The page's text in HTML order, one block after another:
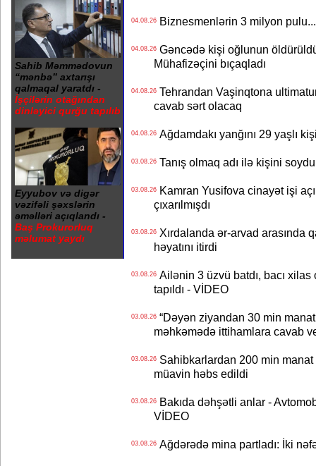
Sahib Məmmədovun
“mənbə” axtarışı
qalmaqal yaratdı -
İşçilərin otağından
dinləyici qurğu tapılıb
Eyyubov və digər
vəzifəli şəxslərin
əməlləri açıqlandı -
Baş Prokurorluq
məlumat yaydı
04.08.26Biznesmenlərin 3 milyon
04.08.26Gəncədə kişi oğlunun
Mühafizəçini bıçaqladı
04.08.26Tehrandan Vaşinqtona
cavab sərt olacaq
04.08.26Ağdamdakı yanğını 29 yaşlı
03.08.26Tanış olmaq adı ilə kişini
03.08.26Kamran Yusifova cinayət işi
çıxarılmışdı
03.08.26Xırdalanda ər-arvad arasında
həyatını itirdi
03.08.26Ailənin 3 üzvü batdı, bacı xilas
tapıldı - VİDEO
03.08.26“Dəyən ziyandan 30 min
məhkəmədə ittihamlara cavab
03.08.26Sahibkarlardan 200 min manat
müavin həbs edildi
03.08.26Bakıda dəhşətli anlar -
VİDEO
03.08.26Ağdərədə mina partladı: İki